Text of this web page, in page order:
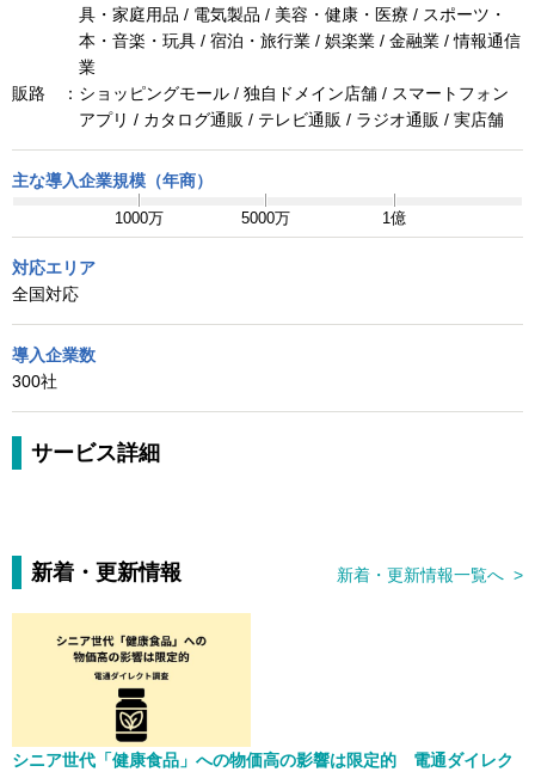
具・家庭用品 / 電気製品 / 美容・健康・医療 / スポーツ・
本・音楽・玩具 / 宿泊・旅行業 / 娯楽業 / 金融業 / 情報通信
業
販路 ： ショッピングモール / 独自ドメイン店舗 / スマートフォン
アプリ / カタログ通販 / テレビ通販 / ラジオ通販 / 実店舗
主な導入企業規模（年商）
1000万 5000万 1億
対応エリア
全国対応
導入企業数
300社
サービス詳細
新着・更新情報 新着・更新情報一覧へ >
シニア世代「健康食品」への物価高の影響は限定的 電通ダイレク